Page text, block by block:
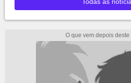
Todas as